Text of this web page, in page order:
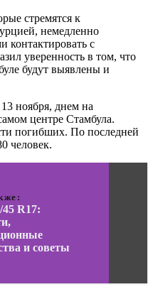
стремятся к
немедленно
контактировать с
уверенность в том, что
будут выявлены и
ноября, днем на
центре Стамбула.
погибших. По последней
человек.
45 R17:
и советы